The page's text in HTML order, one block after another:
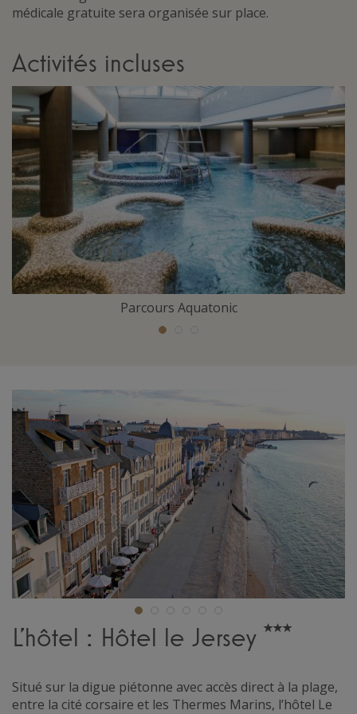
médicale gratuite sera organisée sur place.
Activités incluses
Parcours Aquatonic
L'hôtel : Hôtel le Jersey
Situé sur la digue piétonne avec accès direct à la plage,
entre la cité corsaire et les Thermes Marins, l’hôtel Le